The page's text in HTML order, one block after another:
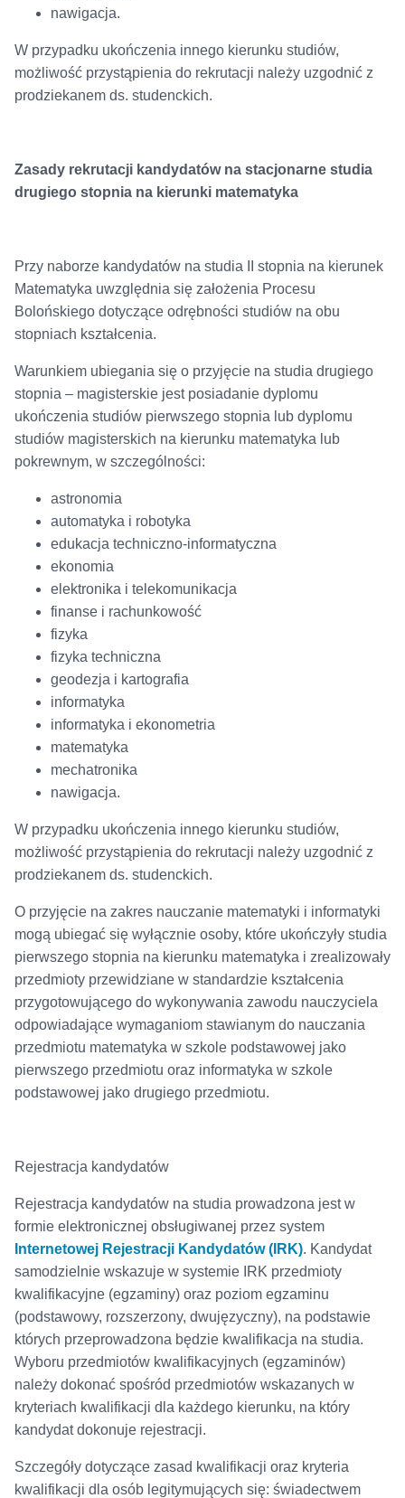
nawigacja.
W przypadku ukończenia innego kierunku studiów,
możliwość przystąpienia do rekrutacji należy uzgodnić z
prodziekanem ds. studenckich.
Zasady rekrutacji kandydatów na stacjonarne studia
drugiego stopnia na kierunki matematyka
Przy naborze kandydatów na studia II stopnia na kierunek
Matematyka uwzględnia się założenia Procesu
Bolońskiego dotyczące odrębności studiów na obu
stopniach kształcenia.
Warunkiem ubiegania się o przyjęcie na studia drugiego
stopnia – magisterskie jest posiadanie dyplomu
ukończenia studiów pierwszego stopnia lub dyplomu
studiów magisterskich na kierunku matematyka lub
pokrewnym, w szczególności:
astronomia
automatyka i robotyka
edukacja techniczno-informatyczna
ekonomia
elektronika i telekomunikacja
finanse i rachunkowość
fizyka
fizyka techniczna
geodezja i kartografia
informatyka
informatyka i ekonometria
matematyka
mechatronika
nawigacja.
W przypadku ukończenia innego kierunku studiów,
możliwość przystąpienia do rekrutacji należy uzgodnić z
prodziekanem ds. studenckich.
O przyjęcie na zakres nauczanie matematyki i informatyki
mogą ubiegać się wyłącznie osoby, które ukończyły studia
pierwszego stopnia na kierunku matematyka i zrealizowały
przedmioty przewidziane w standardzie kształcenia
przygotowującego do wykonywania zawodu nauczyciela
odpowiadające wymaganiom stawianym do nauczania
przedmiotu matematyka w szkole podstawowej jako
pierwszego przedmiotu oraz informatyka w szkole
podstawowej jako drugiego przedmiotu.
Rejestracja kandydatów
Rejestracja kandydatów na studia prowadzona jest w
formie elektronicznej obsługiwanej przez system
Internetowej Rejestracji Kandydatów (IRK). Kandydat
samodzielnie wskazuje w systemie IRK przedmioty
kwalifikacyjne (egzaminy) oraz poziom egzaminu
(podstawowy, rozszerzony, dwujęzyczny), na podstawie
których przeprowadzona będzie kwalifikacja na studia.
Wyboru przedmiotów kwalifikacyjnych (egzaminów)
należy dokonać spośród przedmiotów wskazanych w
kryteriach kwalifikacji dla każdego kierunku, na który
kandydat dokonuje rejestracji.
Szczegóły dotyczące zasad kwalifikacji oraz kryteria
kwalifikacji dla osób legitymujących się: świadectwem